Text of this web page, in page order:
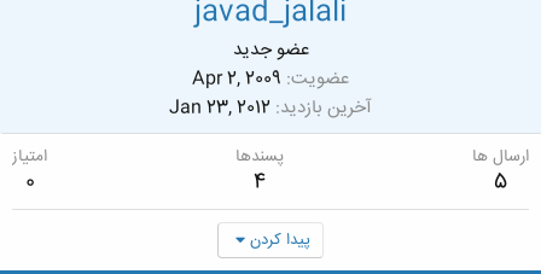
javad_jalali
عضو جدید
عضویت Apr 2, 2009
آخرین بازدید Jan 23, 2012
ارسال ها
5
پسندها
4
امتیاز
0
پیدا کردن